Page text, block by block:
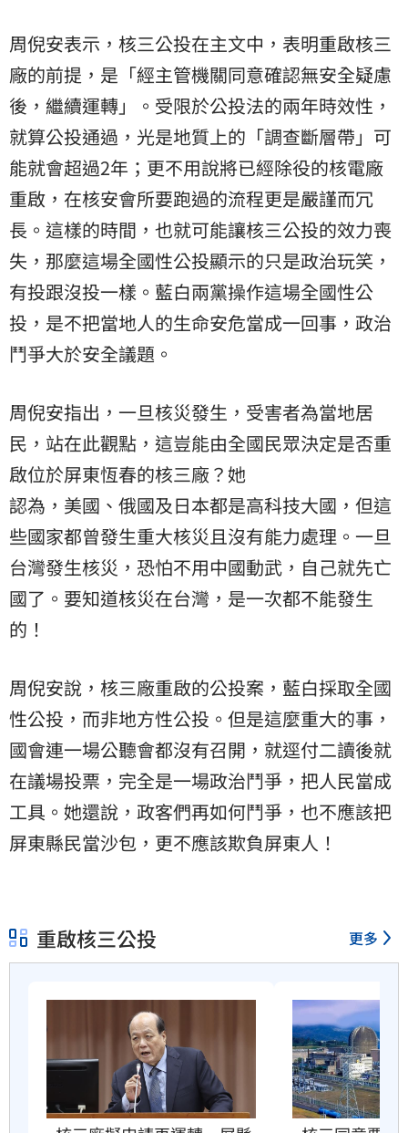
周倪安表示，核三公投在主文中，表明重啟核三
廠的前提，是「經主管機關同意確認無安全疑慮
後，繼續運轉」。受限於公投法的兩年時效性，
就算公投通過，光是地質上的「調查斷層帶」可
能就會超過2年；更不用說將已經除役的核電廠
重啟，在核安會所要跑過的流程更是嚴謹而冗
長。這樣的時間，也就可能讓核三公投的效力喪
失，那麼這場全國性公投顯示的只是政治玩笑，
有投跟沒投一樣。藍白兩黨操作這場全國性公
投，是不把當地人的生命安危當成一回事，政治
鬥爭大於安全議題。
周倪安指出，一旦核災發生，受害者為當地居
民，站在此觀點，這豈能由全國民眾決定是否重
啟位於屏東恆春的核三廠？她
認為，美國、俄國及日本都是高科技大國，但這
些國家都曾發生重大核災且沒有能力處理。一旦
台灣發生核災，恐怕不用中國動武，自己就先亡
國了。要知道核災在台灣，是一次都不能發生
的！
周倪安說，核三廠重啟的公投案，藍白採取全國
性公投，而非地方性公投。但是這麼重大的事，
國會連一場公聽會都沒有召開，就逕付二讀後就
在議場投票，完全是一場政治鬥爭，把人民當成
工具。她還說，政客們再如何鬥爭，也不應該把
屏東縣民當沙包，更不應該欺負屏東人！
重啟核三公投 更多